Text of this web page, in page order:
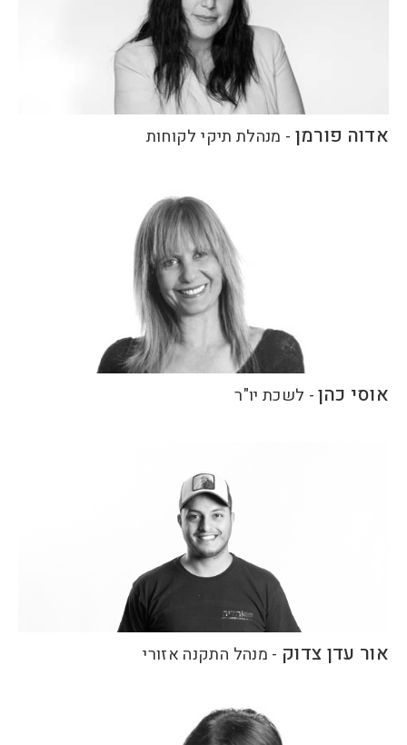
אדוה פורמן - מנהלת תיקי לקוחות
אוסי כהן- לשכת יו"ר
אור עדן צדוק - מנהל התקנה אזורי